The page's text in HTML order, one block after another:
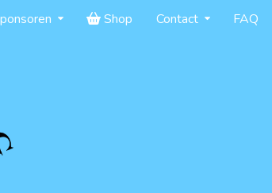
Shop Contact FAQ